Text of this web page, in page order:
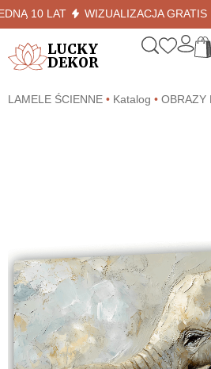
10 LAT WIZUALIZACJA GRATIS
LUCKY
DEKOR
LAMELE ŚCIENNE • Katalog • OBRAZY